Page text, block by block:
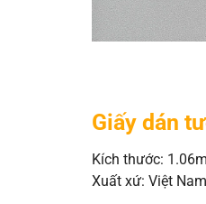
Giấy dán
Kích thước:
Xuất xứ: Việt Nam